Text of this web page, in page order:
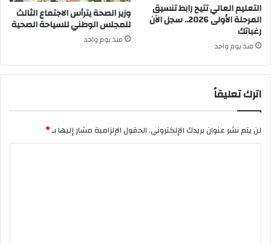
التعليم العالي تتيح رابط تنسيق
المرحلة الأولى 2026.. سجل الآن
رغباتك
منذ يوم واحد
وزير الصحة يترأس الاجتماع الثالث
للمجلس الوطني للسياحة الصحية
منذ يوم واحد
اترك تعليقاً
لن يتم نشر عنوان بريدك الإلكتروني.الحقول الإلزامية مشار إليها بـ*